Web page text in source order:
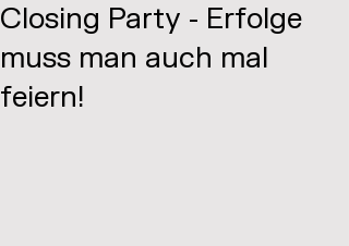
Closing Party - Erfolge
muss man auch mal
feiern!